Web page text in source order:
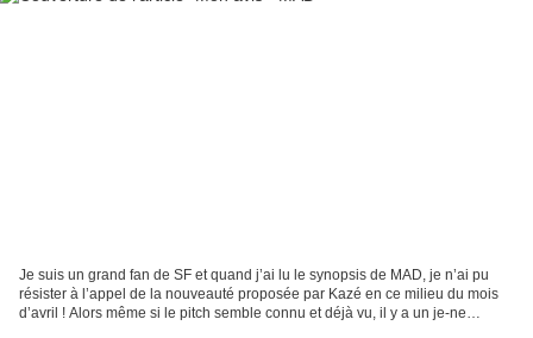
Je suis un grand fan de SF et quand j’ai lu le synopsis de MAD, je n’ai pu
résister à l’appel de la nouveauté proposée par Kazé en ce milieu du mois
d’avril ! Alors même si le pitch semble connu et déjà vu, il y a un je-ne